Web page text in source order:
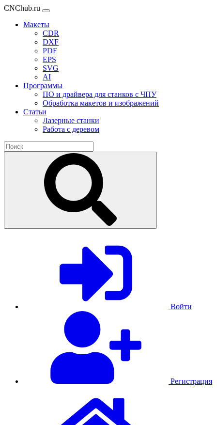
CNChub.ru
Макеты
CDR
DXF
PDF
EPS
SVG
AI
Программы
ПО и драйвера для станков с ЧПУ
Обработка макетов и изображений
Статьи
Лазерные станки
Работа с деревом
Войти
Регистрация